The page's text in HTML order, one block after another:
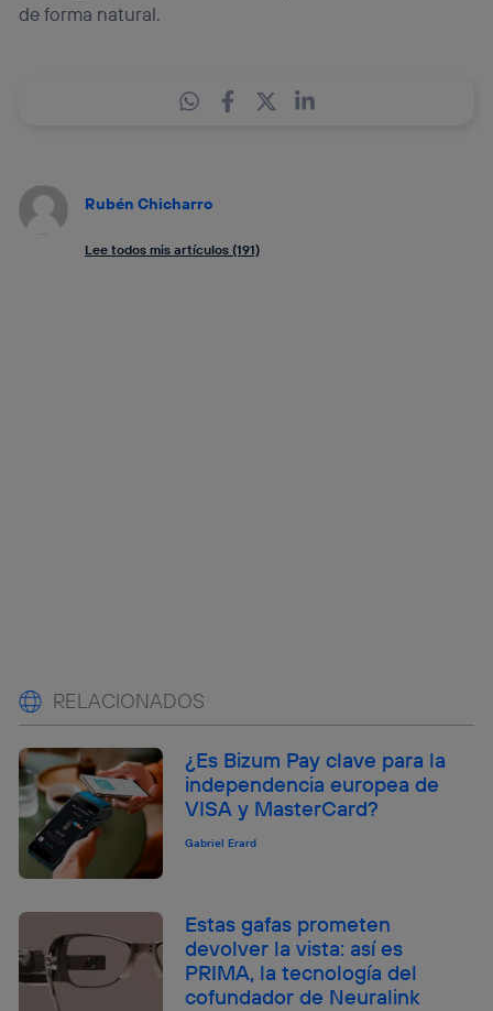
de forma natural.
Rubén Chicharro
Lee todos mis artículos (191)
RELACIONADOS
¿Es Bizum Pay clave para la
independencia europea de
VISA y MasterCard?
Gabriel Erard
Estas gafas prometen
devolver la vista: así es
PRIMA, la tecnología del
cofundador de Neuralink